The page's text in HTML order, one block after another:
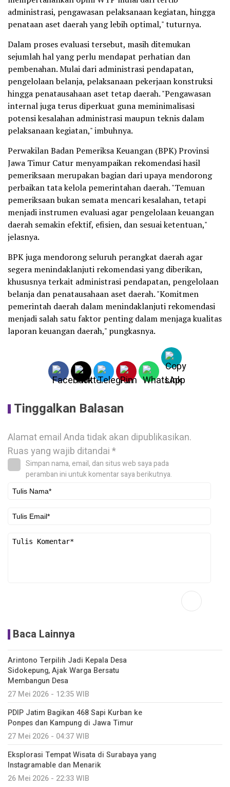
administrasi, pengawasan pelaksanaan kegiatan, hingga
penataan aset daerah yang lebih optimal," tuturnya.
Dalam proses evaluasi tersebut, masih ditemukan
sejumlah hal yang perlu mendapat perhatian dan
pembenahan. Mulai dari administrasi pendapatan,
pengelolaan belanja, pelaksanaan pekerjaan konstruksi
hingga penatausahaan aset tetap daerah. "Pengawasan
internal juga terus diperkuat guna meminimalisasi
potensi kesalahan administrasi maupun teknis dalam
pelaksanaan kegiatan," imbuhnya.
Perwakilan Badan Pemeriksa Keuangan (BPK) Provinsi
Jawa Timur Catur menyampaikan rekomendasi hasil
pemeriksaan merupakan bagian dari upaya mendorong
perbaikan tata kelola pemerintahan daerah. "Temuan
pemeriksaan bukan semata mencari kesalahan, tetapi
menjadi instrumen evaluasi agar pengelolaan keuangan
daerah semakin efektif, efisien, dan sesuai ketentuan,"
jelasnya.
BPK juga mendorong seluruh perangkat daerah agar
segera menindaklanjuti rekomendasi yang diberikan,
khususnya terkait administrasi pendapatan, pengelolaan
belanja dan penatausahaan aset daerah. "Komitmen
pemerintah daerah dalam menindaklanjuti rekomendasi
menjadi salah satu faktor penting dalam menjaga kualitas
laporan keuangan daerah," pungkasnya.
Tinggalkan Balasan
Alamat email Anda tidak akan dipublikasikan.
Ruas yang wajib ditandai*
Simpan nama, email, dan situs web saya pada
peramban ini untuk komentar saya berikutnya.
Baca Lainnya
Arintono Terpilih Jadi Kepala Desa
Sidokepung, Ajak Warga Bersatu
Membangun Desa
27 Mei 2026 - 12:35 WIB
PDIP Jatim Bagikan 468 Sapi Kurban ke
Ponpes dan Kampung di Jawa Timur
27 Mei 2026 - 04:37 WIB
Eksplorasi Tempat Wisata di Surabaya yang
Instagramable dan Menarik
26 Mei 2026 - 22:33 WIB